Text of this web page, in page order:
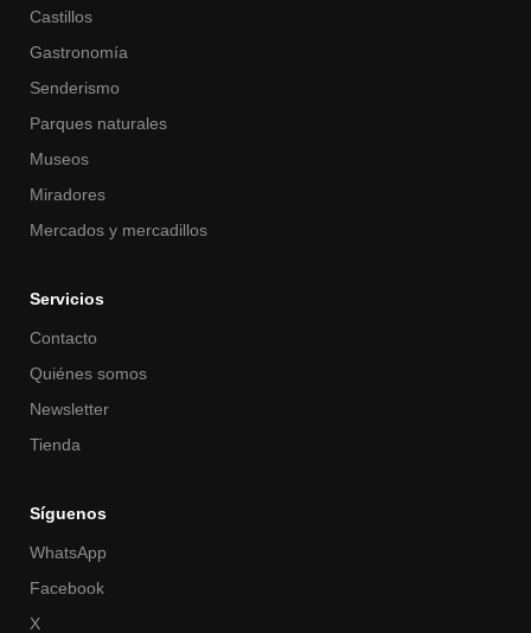
Castillos
Gastronomía
Senderismo
Parques naturales
Museos
Miradores
Mercados y mercadillos
Servicios
Contacto
Quiénes somos
Newsletter
Tienda
Síguenos
WhatsApp
Facebook
X